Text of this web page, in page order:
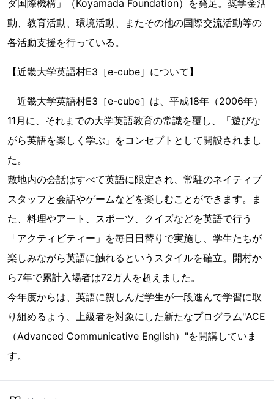
ダ国際機構」（Koyamada Foundation）を発足。奨学金活
動、教育活動、環境活動、またその他の国際交流活動等の
各活動支援を行っている。
【近畿大学英語村E3［e-cube］について】
近畿大学英語村E3［e-cube］は、平成18年（2006年）
11月に、それまでの大学英語教育の常識を覆し、「遊びな
がら英語を楽しく学ぶ」をコンセプトとして開設されまし
た。
敷地内の会話はすべて英語に限定され、常駐のネイティブ
スタッフと会話やゲームなどを楽しむことができます。ま
た、料理やアート、スポーツ、クイズなどを英語で行う
「アクティビティー」を毎日日替りで実施し、学生たちが
楽しみながら英語に触れるというスタイルを確立。開村か
ら7年で累計入場者は72万人を超えました。
今年度からは、英語に親しんだ学生が一段進んで学習に取
り組めるよう、上級者を対象にした新たなプログラム"ACE
（Advanced Communicative English）"を開講していま
す。